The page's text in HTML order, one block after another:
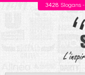
3428 Slogans -